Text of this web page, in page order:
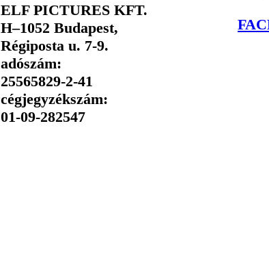
ELF PICTURES KFT.
H–1052 Budapest,
Régiposta u. 7-9.
adószám:
25565829-2-41
cégjegyzékszám:
01-09-282547